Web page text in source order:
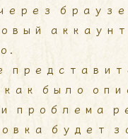
было
проблема
будет